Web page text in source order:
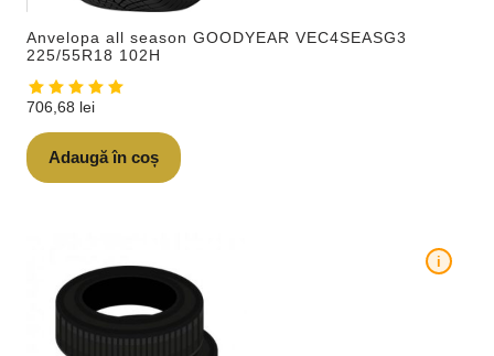
Anvelopa all season GOODYEAR VEC4SEASG3
225/55R18 102H
706,68 lei
Adaugă în coș
i